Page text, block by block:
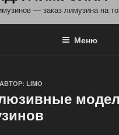
— заказ лимузина на
Меню
АВТОР: LIMO